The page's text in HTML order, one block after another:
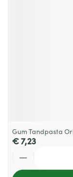
Gum Tandpasta
€ 7,23